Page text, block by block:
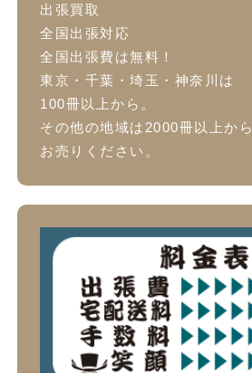
出張買取
全国出張対応
全国出張費は無料！
東京・千葉・埼玉・神奈川は
100冊以上から。
その他の地域は2000冊以上から
お売りください。